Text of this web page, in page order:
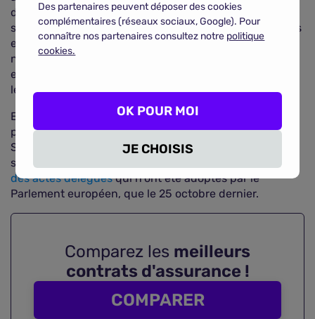
donc aux professionnels inquiets, près de 8 mois
supplémentaires pour se mettre en conformité avec les
exigences de la nouvelle directive européenne. Cette
nouvelle date devra être confirmée par la Commission
européenne, qui doit l'adopter dans une proposition
législative.
En attendant, l'Etat français est toujours tenu de
procéder à la transposition du texte avant le 23 février.
Sur ce point également, il semblerait qu'un retard
significatif ait été pris, du fait de la
publication tardive
des actes déléguésqui n'ont été adoptés par le
Parlement européen, que le 25 octobre dernier.
Comparez les meilleurs
contrats d'assurance !
COMPARER
Des partenaires peuvent déposer des cookies
complémentaires (réseaux sociaux, Google). Pour
connaître nos partenaires consultez notre politique
cookies.
JE CHOISIS
OK POUR MOI